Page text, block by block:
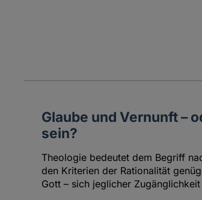
Glaube und Vernunft –
sein?
Theologie bedeutet dem Begriff
den Kriterien der Rationalität
Gott – sich jeglicher